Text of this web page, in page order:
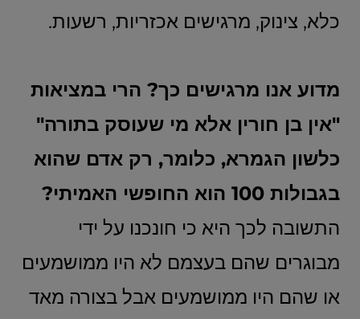
כלא, צינוק, מרגישים אכזריות, רשעות.
מדוע אנו מרגישים כך? הרי במציאות
"אין בן חורין אלא מי שעוסק בתורה"
כלשון הגמרא, כלומר, רק אדם שהוא
בגבולות 100 הוא החופשי האמיתי?
התשובה לכך היא כי חונכנו על ידי
מבוגרים שהם בעצמם לא היו ממושמעים
או שהם היו ממושמעים אבל בצורה מאד